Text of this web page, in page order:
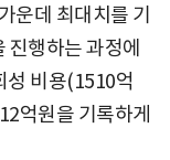
운데 최대치를 기
진행하는 과정에
성 비용(1510억
억원을 기록하게